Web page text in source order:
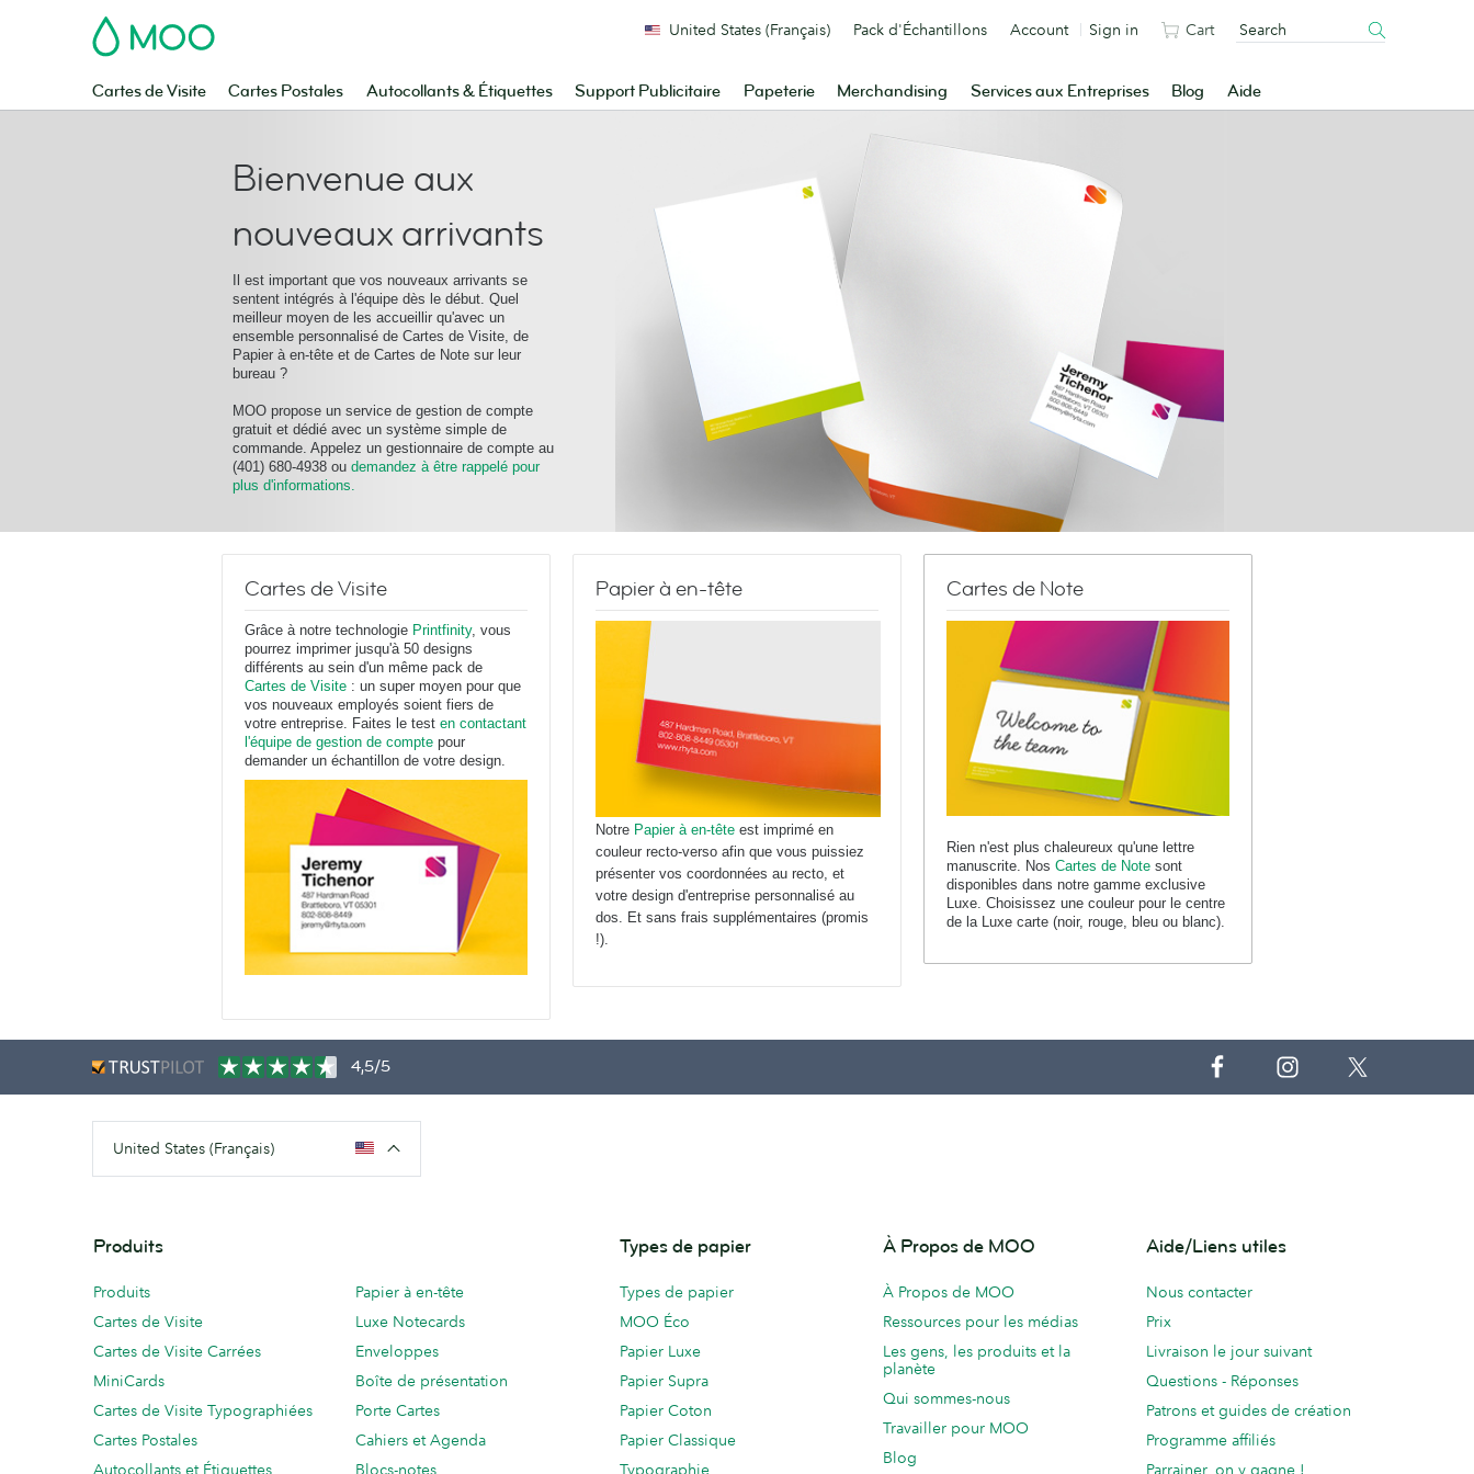
MOO
Cartes de Visite Cartes Postales Autocollants & Étiquettes Support Publicitaire Papeterie Merchandising Services aux Entreprises Blog Aide
United States (Français) Pack d'Échantillons Account Sign in Cart
Bienvenue aux
nouveaux arrivants
Il est important que vos nouveaux arrivants se
sentent intégrés à l'équipe dès le début. Quel
meilleur moyen de les accueillir qu'avec un
ensemble personnalisé de Cartes de Visite, de
Papier à en-tête et de Cartes de Note sur leur
bureau ?
MOO propose un service de gestion de compte
gratuit et dédié avec un système simple de
commande. Appelez un gestionnaire de compte au
(401) 680-4938 ou demandez à être rappelé pour
plus d'informations.
Cartes de Visite
Grâce à notre technologie Printfinity, vous
pourrez imprimer jusqu'à 50 designs
différents au sein d'un même pack de
Cartes de Visite : un super moyen pour que
vos nouveaux employés soient fiers de
votre entreprise. Faites le test en contactant
l'équipe de gestion de compte pour
demander un échantillon de votre design.
Papier à en-tête
Notre Papier à en-têteest imprimé en
couleur recto-verso afin que vous puissiez
présenter vos coordonnées au recto, et
votre design d'entreprise personnalisé au
dos. Et sans frais supplémentaires (promis
!).
Cartes de Note
Rien n'est plus chaleureux qu'une lettre
manuscrite. Nos Cartes de Notesont
disponibles dans notre gamme exclusive
Luxe. Choisissez une couleur pour le centre
de la Luxe carte (noir, rouge, bleu ou blanc).
4,5/5
United States (Français)
Produits
Produits
Cartes de Visite
Cartes de Visite Carrées
MiniCards
Cartes de Visite Typographiées
Cartes Postales
Autocollants et Étiquettes
Papier à en-tête
Luxe Notecards
Enveloppes
Boîte de présentation
Porte Cartes
Cahiers et Agenda
Blocs-notes
Types de papier
Types de papier
MOO Éco
Papier Luxe
Papier Supra
Papier Coton
Papier Classique
Typographie
À Propos de MOO
À Propos de MOO
Ressources pour les médias
Les gens, les produits et la
planète
Qui sommes-nous
Travailler pour MOO
Blog
Aide/Liens utiles
Nous contacter
Prix
Livraison le jour suivant
Questions - Réponses
Patrons et guides de création
Programme affiliés
Parrainer, on y gagne !